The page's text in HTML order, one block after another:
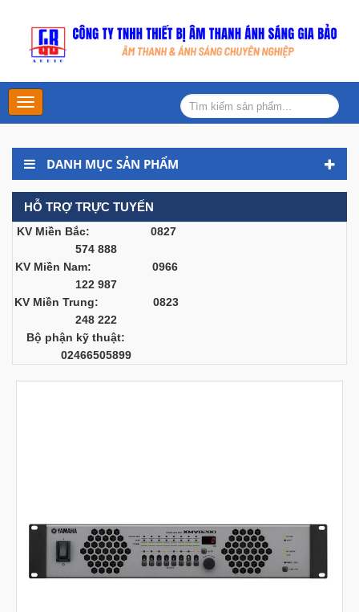
Main
Menu
DANH MỤC SẢN PHẨM
HỖ TRỢ TRỰC TUYẾN
KV Miền Bắc: 0827
574 888
KV Miền Nam: 0966
122 987
KV Miền Trung: 0823
248 222
Bộ phận kỹ thuật:
02466505899